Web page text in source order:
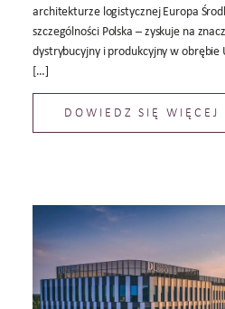
architekturze logistycznej Europa
szczególności Polska – zyskuje na
dystrybucyjny i produkcyjny w obrębie
[…]
DOWIEDZ SIĘ